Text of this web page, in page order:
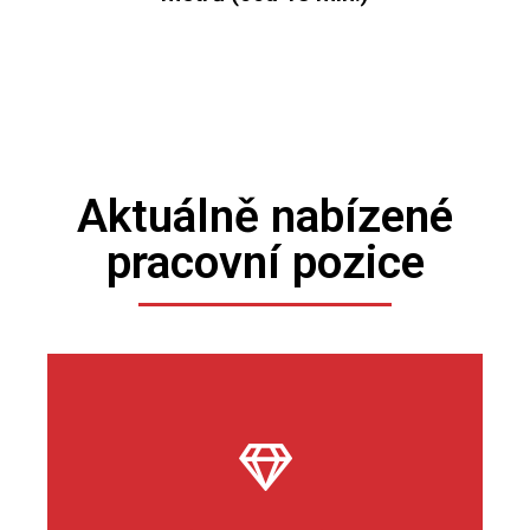
Aktuálně nabízené
pracovní pozice
Web App Developer
Poznejte skvělé projekty GEM pro klienty lídru trhu